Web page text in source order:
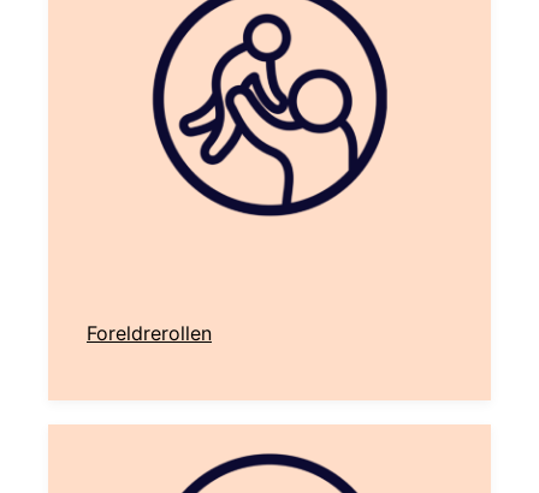
Foreldrerollen